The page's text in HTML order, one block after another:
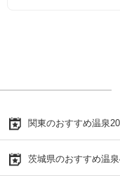
関東のおすすめ温泉
茨城県のおすすめ温